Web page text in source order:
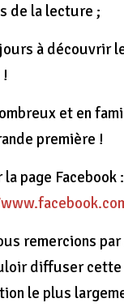
de la lecture ;
à découvrir
et en
première !
la page Facebook :
remercions par
diffuser cette
le plus